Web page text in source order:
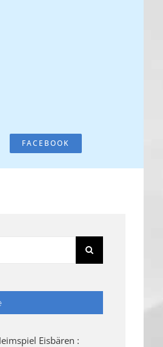
FACEBOOK
Eisbären :